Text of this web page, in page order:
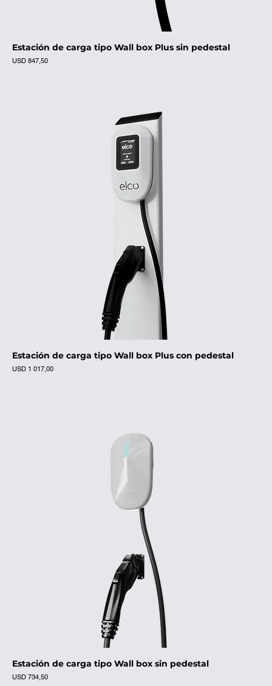
Estación de carga tipo Wall box Plus sin pedestal
Precio
USD 847,50
Estación de carga tipo Wall box Plus con pedestal
Precio
USD 1 017,00
Estación de carga tipo Wall box sin pedestal
Precio
USD 734,50